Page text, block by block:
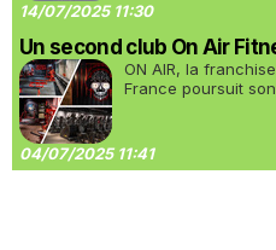
14/07/2025 11:30
Un second club On Air
ON AIR, la
France poursuit
04/07/2025 11:41